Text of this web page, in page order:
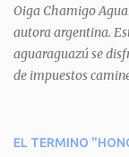
a
r
i
o
Oiga Chamigo
autora argentina.
aguaraguazú se
de impuestos
aguará le provoca.
EL TERMINO